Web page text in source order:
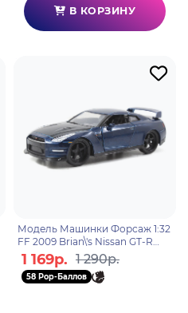
В КОРЗИНУ
Модель Машинки Форсаж 1:32
FF 2009 Brian\'s Nissan GT-R
97037
1 169р. 1 290р.
58 Pop-Баллов